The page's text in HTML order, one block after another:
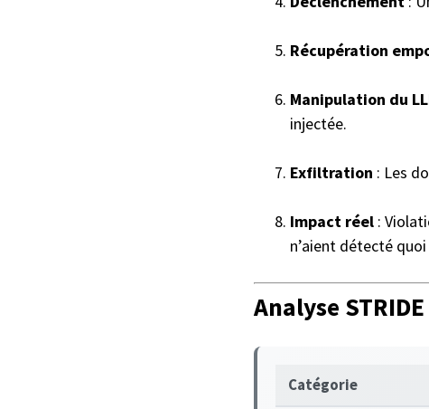
Récupération
Manipulation du
injectée.
Exfiltration : Les
Impact réel:
n’aient détecté
Analyse STRIDE
Catégorie